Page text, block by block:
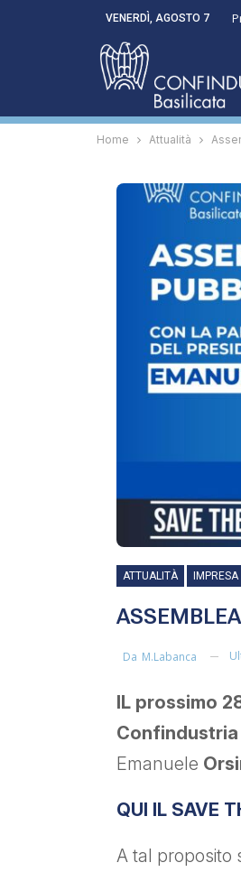
VENERDÌ, AGOSTO 7
Home Attualità
ATTUALITÀ IMPRESA
Da M.labanca
IL prossimo
Emanuele
QUI IL SAVE
A tal proposito